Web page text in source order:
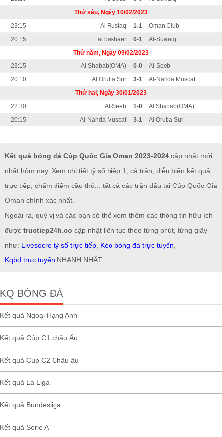
Thứ sáu, Ngày 10/02/2023
23:15
Al Rustaq 1-1
Oman Club
20:15
al bashaer 0-1
Al-Suwaiq
Thứ năm, Ngày 09/02/2023
23:15
Al Shabab(OMA) 0-0
Al-Seeb
20:10
Al Oruba Sur 3-1
Al-Nahda Muscat
Thứ hai, Ngày 30/01/2023
22:30
Al-Seeb 1-0
Al Shabab(OMA)
20:15
Al-Nahda Muscat 3-1 Al Oruba Sur
Kết quả bóng đá Cúp Quốc Gia Oman 2023-2024 cập nhật mới
nhất hôm nay. Xem chi tiết tỷ số hiệp 1, cả trận, diễn biến kết quả
trực tiếp, chấm điểm cầu thủ... tất cả các trận đấu tại Cúp Quốc Gia
Oman chính xác nhất.
Ngoài ra, quý vị và các bạn có thể xem thêm các thông tin hữu ích
được tructiep24h.co cập nhật liên tục theo từng phút, từng giây
như: Livesocre tỷ số trực tiếp Kèo bóng đá trực tuyến
Kqbd trực tuyến NHANH NHẤT.
KQ BÓNG ĐÁ
Kết quả Ngoại Hạng Anh
Kết quả Cúp C1 châu Âu
Kết quả Cúp C2 Châu âu
Kết quả La Liga
Kết quả Bundesliga
Kết quả Serie A